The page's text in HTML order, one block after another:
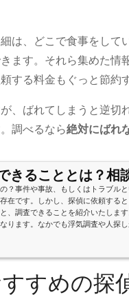
は、どこで食事をし
ます。それら集めた情
する料金もぐっと節約
、ばれてしまうと逆
調べるなら絶対にばれ
きることとは？相
？事件や事故、もしくはトラブル
在です。しかし、探偵に依頼する
、調査できることを紹介いたしま
ります。なかでも浮気調査や人探
すめの探